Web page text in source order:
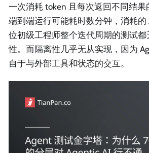
一次消耗 token 且每次返回不同结
端到端运行可能耗时数分钟，消耗的
位初级工程师整个迭代周期的测试
性。而隔离性几乎无从实现，因为
自于与外部工具和状态的交互。